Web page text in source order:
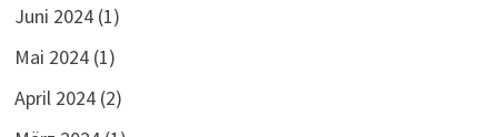
Juni 2024(1)
Mai 2024(1)
April 2024(2)